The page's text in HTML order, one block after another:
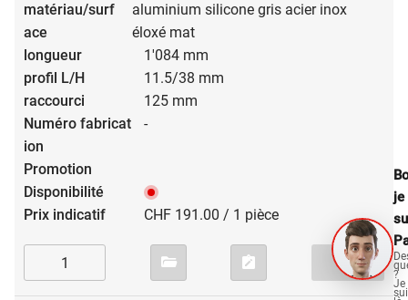
aluminium silicone gris acier inox
éloxé mat
1'084 mm
11.5/38 mm
125 mm
-
CHF 191.00 / 1 pièce
je
?
Je